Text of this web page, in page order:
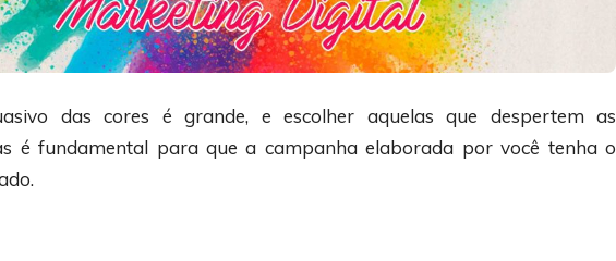
das cores é grande, e escolher aquelas que despertem as
é fundamental para que a campanha elaborada por você tenha o